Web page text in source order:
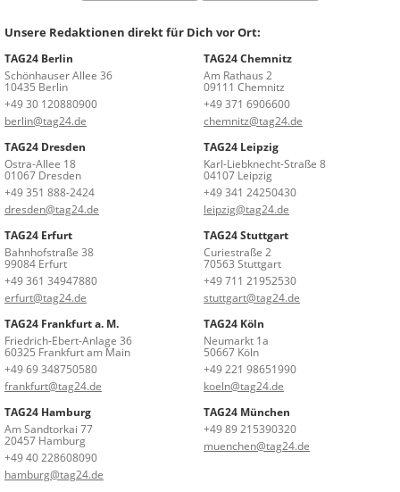
Unsere Redaktionen direkt für Dich vor Ort:
TAG24 Berlin
Schönhauser Allee 36
10435 Berlin
+49 30 120880900
berlin@tag24.de
TAG24 Chemnitz
Am Rathaus 2
09111 Chemnitz
+49 371 6906600
chemnitz@tag24.de
TAG24 Dresden
Ostra-Allee 18
01067 Dresden
+49 351 888-2424
dresden@tag24.de
TAG24 Leipzig
Karl-Liebknecht-Straße 8
04107 Leipzig
+49 341 24250430
leipzig@tag24.de
TAG24 Erfurt
Bahnhofstraße 38
99084 Erfurt
+49 361 34947880
erfurt@tag24.de
TAG24 Stuttgart
Curiestraße 2
70563 Stuttgart
+49 711 21952530
stuttgart@tag24.de
TAG24 Frankfurt a. M.
Friedrich-Ebert-Anlage 36
60325 Frankfurt am Main
+49 69 348750580
frankfurt@tag24.de
TAG24 Köln
Neumarkt 1a
50667 Köln
+49 221 98651990
koeln@tag24.de
TAG24 Hamburg
Am Sandtorkai 77
20457 Hamburg
+49 40 228608090
hamburg@tag24.de
TAG24 München
+49 89 215390320
muenchen@tag24.de